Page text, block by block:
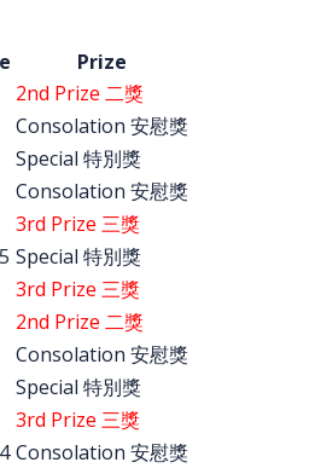
Prize
2nd Prize 二獎
Consolation 安慰獎
Special 特別獎
Consolation 安慰獎
3rd Prize 三獎
Special 特別獎
3rd Prize 三獎
2nd Prize 二獎
Consolation 安慰獎
Special 特別獎
3rd Prize 三獎
Consolation 安慰獎